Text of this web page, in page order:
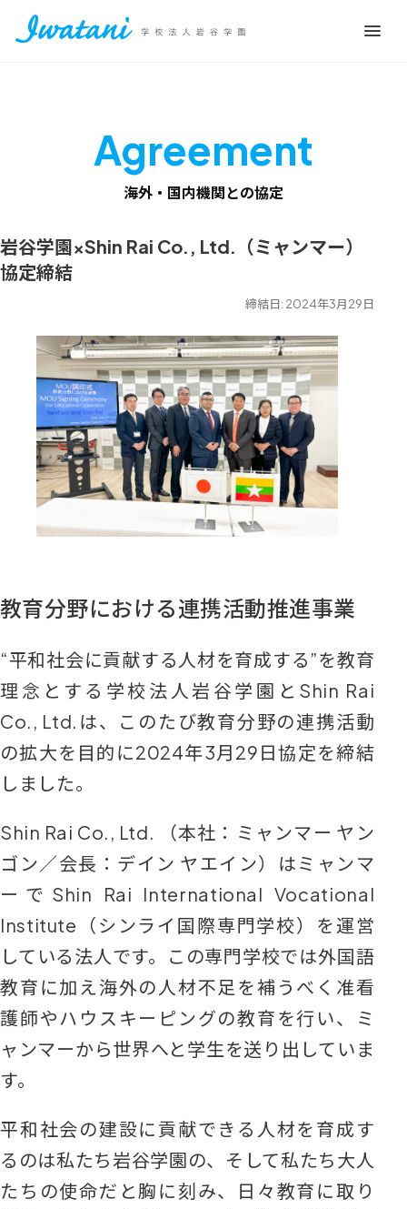
Agreement
海外・国内機関との協定
岩谷学園×Shin Rai Co., Ltd.（ミャンマー）
協定締結
締結日: 2024年3月29日
教育分野における連携活動推進事業
“平和社会に貢献する人材を育成する”を教育
理念とする学校法人岩谷学園とShin Rai
Co., Ltd.は、このたび教育分野の連携活動
の拡大を目的に2024年3月29日協定を締結
しました。
Shin Rai Co., Ltd. （本社：ミャンマー ヤン
ゴン／会長：デイン ヤエイン）はミャンマ
ーでShin Rai International Vocational
Institute（シンライ国際専門学校）を運営
している法人です。この専門学校では外国語
教育に加え海外の人材不足を補うべく准看
護師やハウスキーピングの教育を行い、ミ
ャンマーから世界へと学生を送り出していま
す。
平和社会の建設に貢献できる人材を育成す
るのは私たち岩谷学園の、そして私たち大人
たちの使命だと胸に刻み、日々教育に取り